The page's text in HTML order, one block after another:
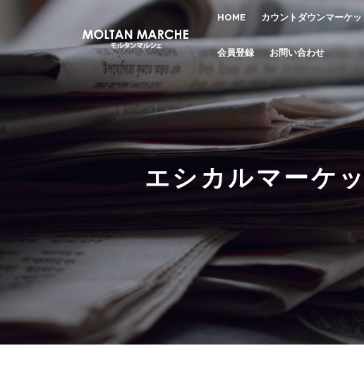
HOME カウントダウンマーケッ
会員登録 お問い合わせ
エシカルマーケ